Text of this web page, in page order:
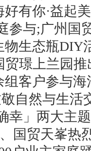
有你·益起
参与;广州国
生态瓶DIY
璟上兰园
组客户参与
自然与生活
幸」两大主
国贸天峯热